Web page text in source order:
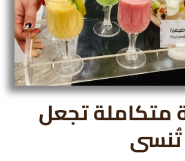
متكاملة تجعل
تُنسى